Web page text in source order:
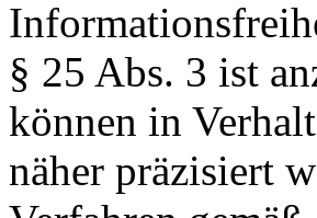
§ 25 Abs. 3 ist
können in
näher präzisiert